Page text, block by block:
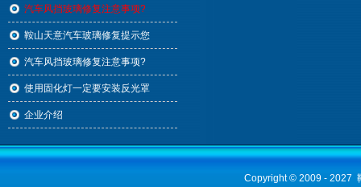
汽车风挡玻璃修复注意事项?
鞍山天意汽车玻璃修复提示您
汽车风挡玻璃修复注意事项?
使用固化灯一定要安装反光罩
企业介绍
Copyright © 2009 - 2027